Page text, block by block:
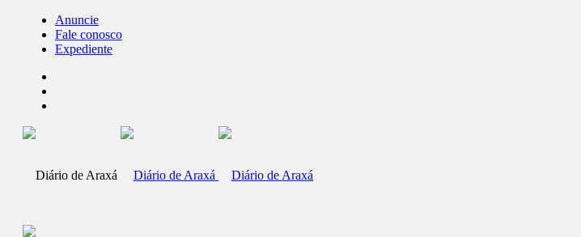
Anuncie
Fale conosco
Expediente